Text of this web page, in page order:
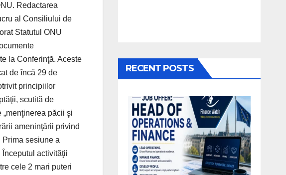
Redactarea
al Consiliului de
Statutul ONU
la Conferinţă. Aceste
de încă 29 de
principiilor
scutită de
păcii şi
ameninţării privind
sesiune a
activităţii
cele 2 mari puteri
RECENT POSTS